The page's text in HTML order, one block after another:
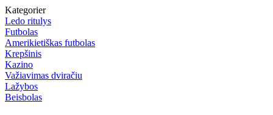
Kategorier
Ledo ritulys
Futbolas
Amerikietiškas futbolas
Krepšinis
Kazino
Važiavimas dviračiu
Lažybos
Beisbolas